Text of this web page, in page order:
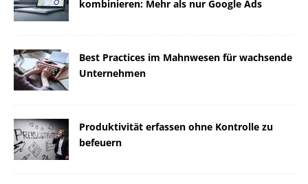
kombinieren: Mehr als nur Google Ads
Best Practices im Mahnwesen für wachsende
Unternehmen
Produktivität erfassen ohne Kontrolle zu
befeuern